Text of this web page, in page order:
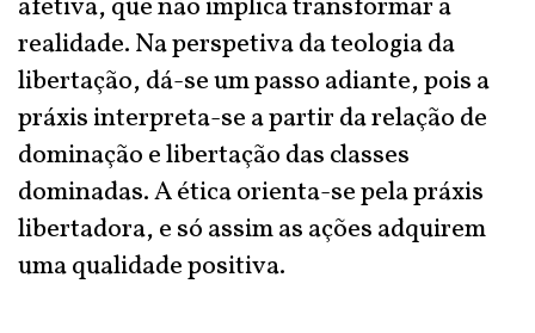
afetiva, que não implica transformar a
realidade. Na perspetiva da teologia da
libertação, dá-se um passo adiante, pois a
práxis interpreta-se a partir da relação de
dominação e libertação das classes
dominadas. A ética orienta-se pela práxis
libertadora, e só assim as ações adquirem
uma qualidade positiva.